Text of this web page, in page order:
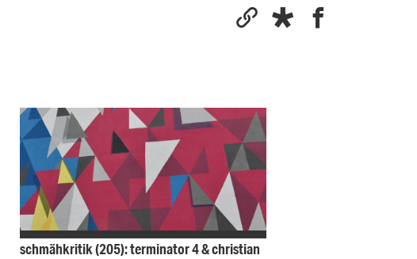
schmähkritik (205): terminator 4 & christian